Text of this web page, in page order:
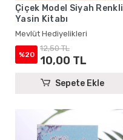
Çiçek Model Siyah Renkli
Yasin Kitabı
Mevlüt Hediyelikleri
%20
12,50 TL
10,00 TL
Sepete Ekle